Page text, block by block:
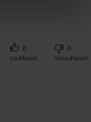
0
souhlasím
0
nesouhlasím